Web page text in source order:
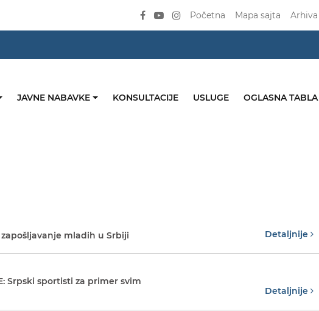
Početna Mapa sajta Arhiva
JAVNE NABAVKE KONSULTACIJE USLUGE OGLASNA TABLA
mladih u Srbiji Detaljnije
Srpski sportisti za primer svim
Detaljnije